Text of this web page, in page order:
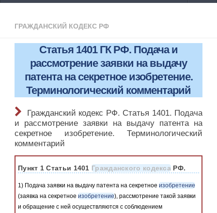
КБК 2019
ОКВЭД 2019
Законодательство
ГРАЖДАНСКИЙ КОДЕКС РФ
Статья 1401 ГК РФ. Подача и
рассмотрение заявки на выдачу
патента на секретное изобретение.
Терминологический комментарий
Гражданский кодекс РФ. Статья 1401. Подача
и рассмотрение заявки на выдачу патента на
секретное изобретение. Терминологический
комментарий
Пункт 1 Статьи 1401Гражданского кодекса РФ.
1) Подача заявки на выдачу патента на секретное изобретение
(заявка на секретное изобретение), рассмотрение такой заявки
и обращение с ней осуществляются с соблюдением